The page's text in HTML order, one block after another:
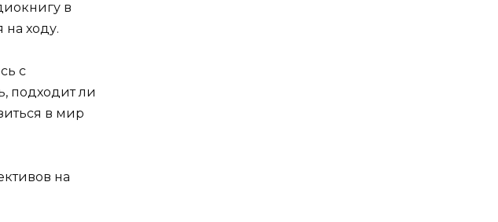
в
на ходу.
с
подходит ли
в мир
на